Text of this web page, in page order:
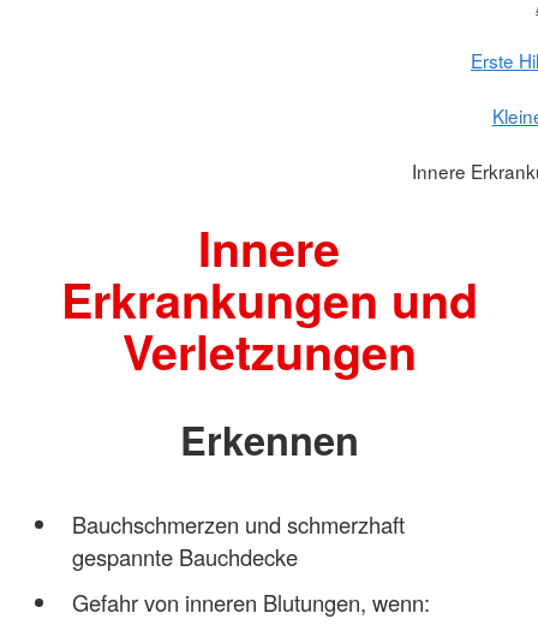
Erste
Innere
Innere
Erkrankungen und
Verletzungen
Erkennen
Bauchschmerzen und schmerzhaft
gespannte Bauchdecke
Gefahr von inneren Blutungen, wenn: